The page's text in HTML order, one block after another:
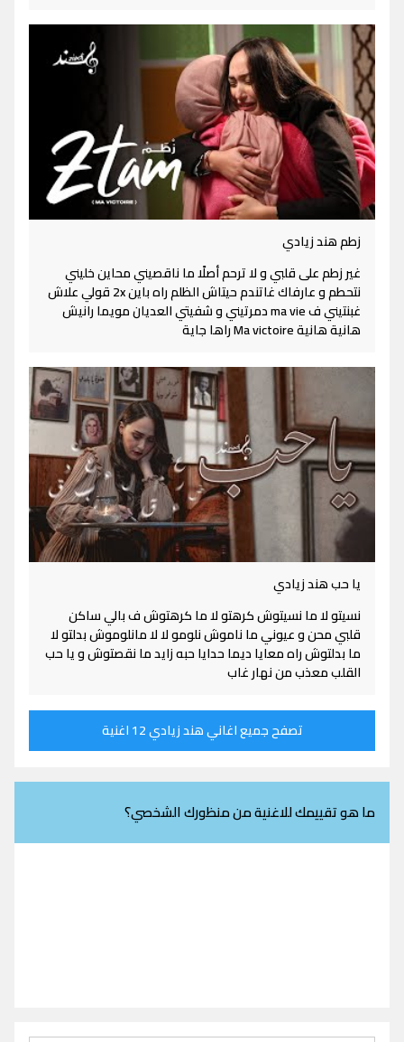
زطم هند زيادي
غير زطم على قلبي و لا ترحم أصلًا ما ناقصيني محاين خليني
نتحطم و عارفاك غاتندم حيتاش الظلم راه باين 2x قولي علاش
غبنتيني ف ma vie دمرتيني و شفيتي العديان مويما رانيش
هانية هانية Ma victoire راها جاية
يا حب هند زيادي
نسيتو لا ما نسيتوش كرهتو لا ما كرهتوش ف بالي ساكن
قلبي محن و عيوني ما ناموش نلومو لا لا مانلوموش بدلتو لا
ما بدلتوش راه معايا ديما حدايا حبه زايد ما نقصتوش و يا حب
القلب معذب من نهار غاب
تصفح جميع اغاني هند زيادي 12 اغنية
ما هو تقييمك للاغنية من منظورك الشخصي؟